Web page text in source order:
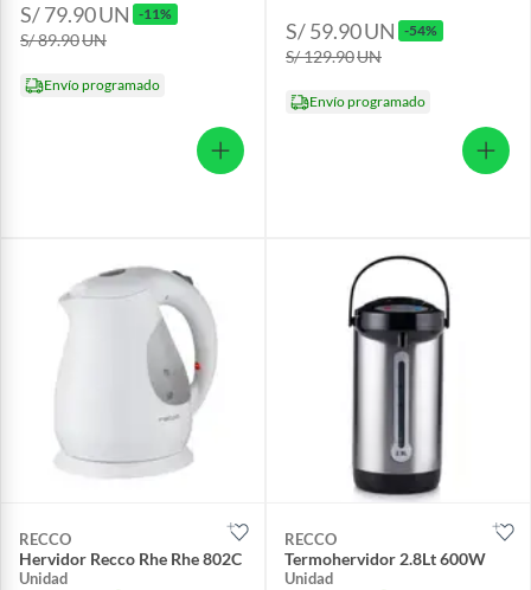
S/ 79.90UN -11%
S/ 89.90UN
Envío programado
S/ 59.90UN -54%
S/ 129.90UN
Envío programado
RECCO
Hervidor Recco Rhe Rhe 802C
Unidad
RECCO
Termohervidor 2.8Lt 600W
Unidad